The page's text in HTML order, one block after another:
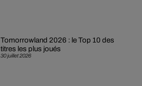
30 juillet 2026
Tomorrowland 2026 : le Top 10 des
titres les plus joués